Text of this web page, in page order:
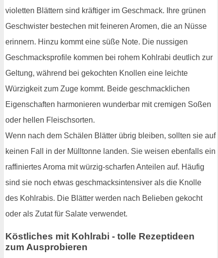
violetten Blättern sind kräftiger im Geschmack. Ihre grünen
Geschwister bestechen mit feineren Aromen, die an Nüsse
erinnern. Hinzu kommt eine süße Note. Die nussigen
Geschmacksprofile kommen bei rohem Kohlrabi deutlich zur
Geltung, während bei gekochten Knollen eine leichte
Würzigkeit zum Zuge kommt. Beide geschmacklichen
Eigenschaften harmonieren wunderbar mit cremigen Soßen
oder hellen Fleischsorten.
Wenn nach dem Schälen Blätter übrig bleiben, sollten sie auf
keinen Fall in der Mülltonne landen. Sie weisen ebenfalls ein
raffiniertes Aroma mit würzig-scharfen Anteilen auf. Häufig
sind sie noch etwas geschmacksintensiver als die Knolle
des Kohlrabis. Die Blätter werden nach Belieben gekocht
oder als Zutat für Salate verwendet.
Köstliches mit Kohlrabi - tolle Rezeptideen
zum Ausprobieren